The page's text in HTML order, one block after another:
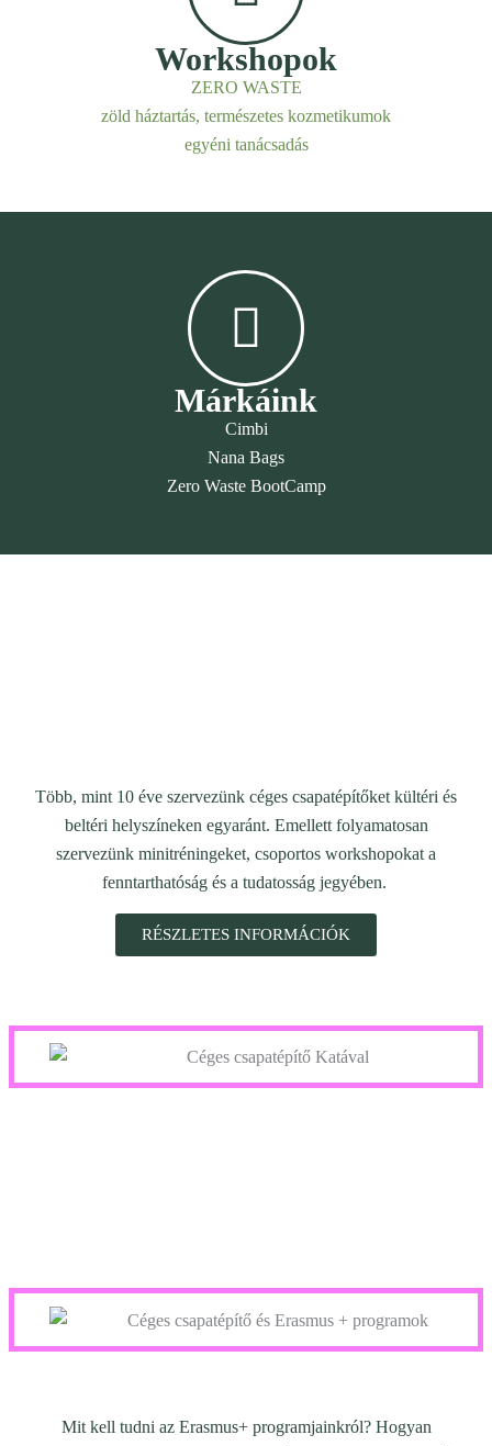
Workshopok
ZERO WASTE
zöld háztartás, természetes kozmetikumok
egyéni tanácsadás
Márkáink
Cimbi
Nana Bags
Zero Waste BootCamp
Több, mint 10 éve szervezünk céges csapatépítőket kültéri és
beltéri helyszíneken egyaránt. Emellett folyamatosan
szervezünk minitréningeket, csoportos workshopokat a
fenntarthatóság és a tudatosság jegyében.
RÉSZLETES INFORMÁCIÓK
Mit kell tudni az Erasmus+ programjainkról? Hogyan